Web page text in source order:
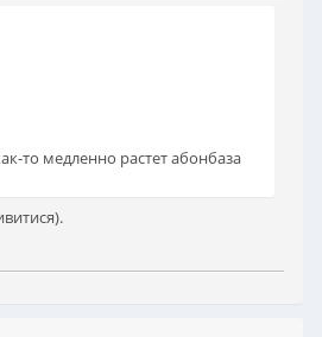
то медленно растет абонбаза